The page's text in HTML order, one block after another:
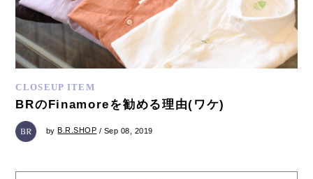
CLOSEUP ITEM
BRのFinamoreを勧める理由(ワケ)
by B.R.SHOP / Sep 08, 2019